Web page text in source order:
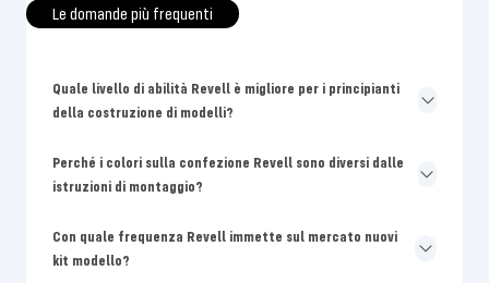
Le domande più frequenti
Quale livello di abilità Revell è migliore per i principianti
della costruzione di modelli?
Perché i colori sulla confezione Revell sono diversi dalle
istruzioni di montaggio?
Con quale frequenza Revell immette sul mercato nuovi
kit modello?